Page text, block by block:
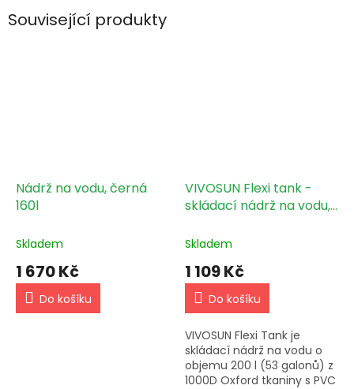
Související produkty
Nádrž na vodu, černá
160l
Skladem
1 670 Kč
Do košíku
VIVOSUN Flexi tank -
skládací nádrž na vodu,
Skladem
1 109 Kč
Do košíku
VIVOSUN Flexi Tank je
skládací nádrž na vodu o
objemu 200 l (53 galonů) z
1000D Oxford tkaniny s PVC